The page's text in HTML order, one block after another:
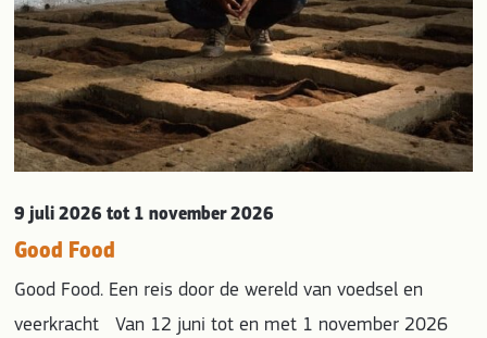
9 juli 2026tot 1 november 2026
Good Food
Good Food. Een reis door de wereld van voedsel en
veerkracht Van 12 juni tot en met 1 november 2026